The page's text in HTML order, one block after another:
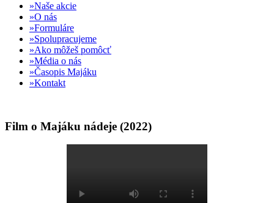
Naše akcie
O nás
Formuláre
Spolupracujeme
Ako môžeš pomôcť
Média o nás
Časopis Majáku
Kontakt
Film o Majáku nádeje (2022)